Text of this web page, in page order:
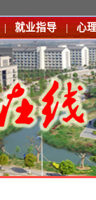
| 就业指导 | 心